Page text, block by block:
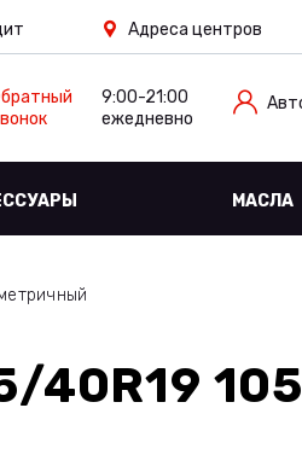
Адреса центров
9:00-21:00
ежедневно
МАСЛА
40R19